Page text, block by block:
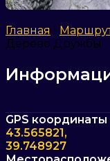
Главная
Дерево Дружбы
GPS координаты
43.565821,
39.748927